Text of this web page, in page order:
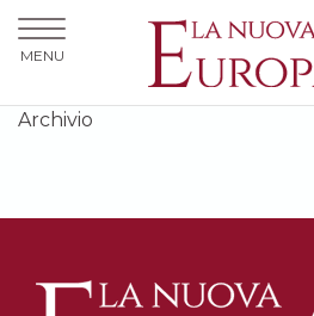
Archivio
MENU